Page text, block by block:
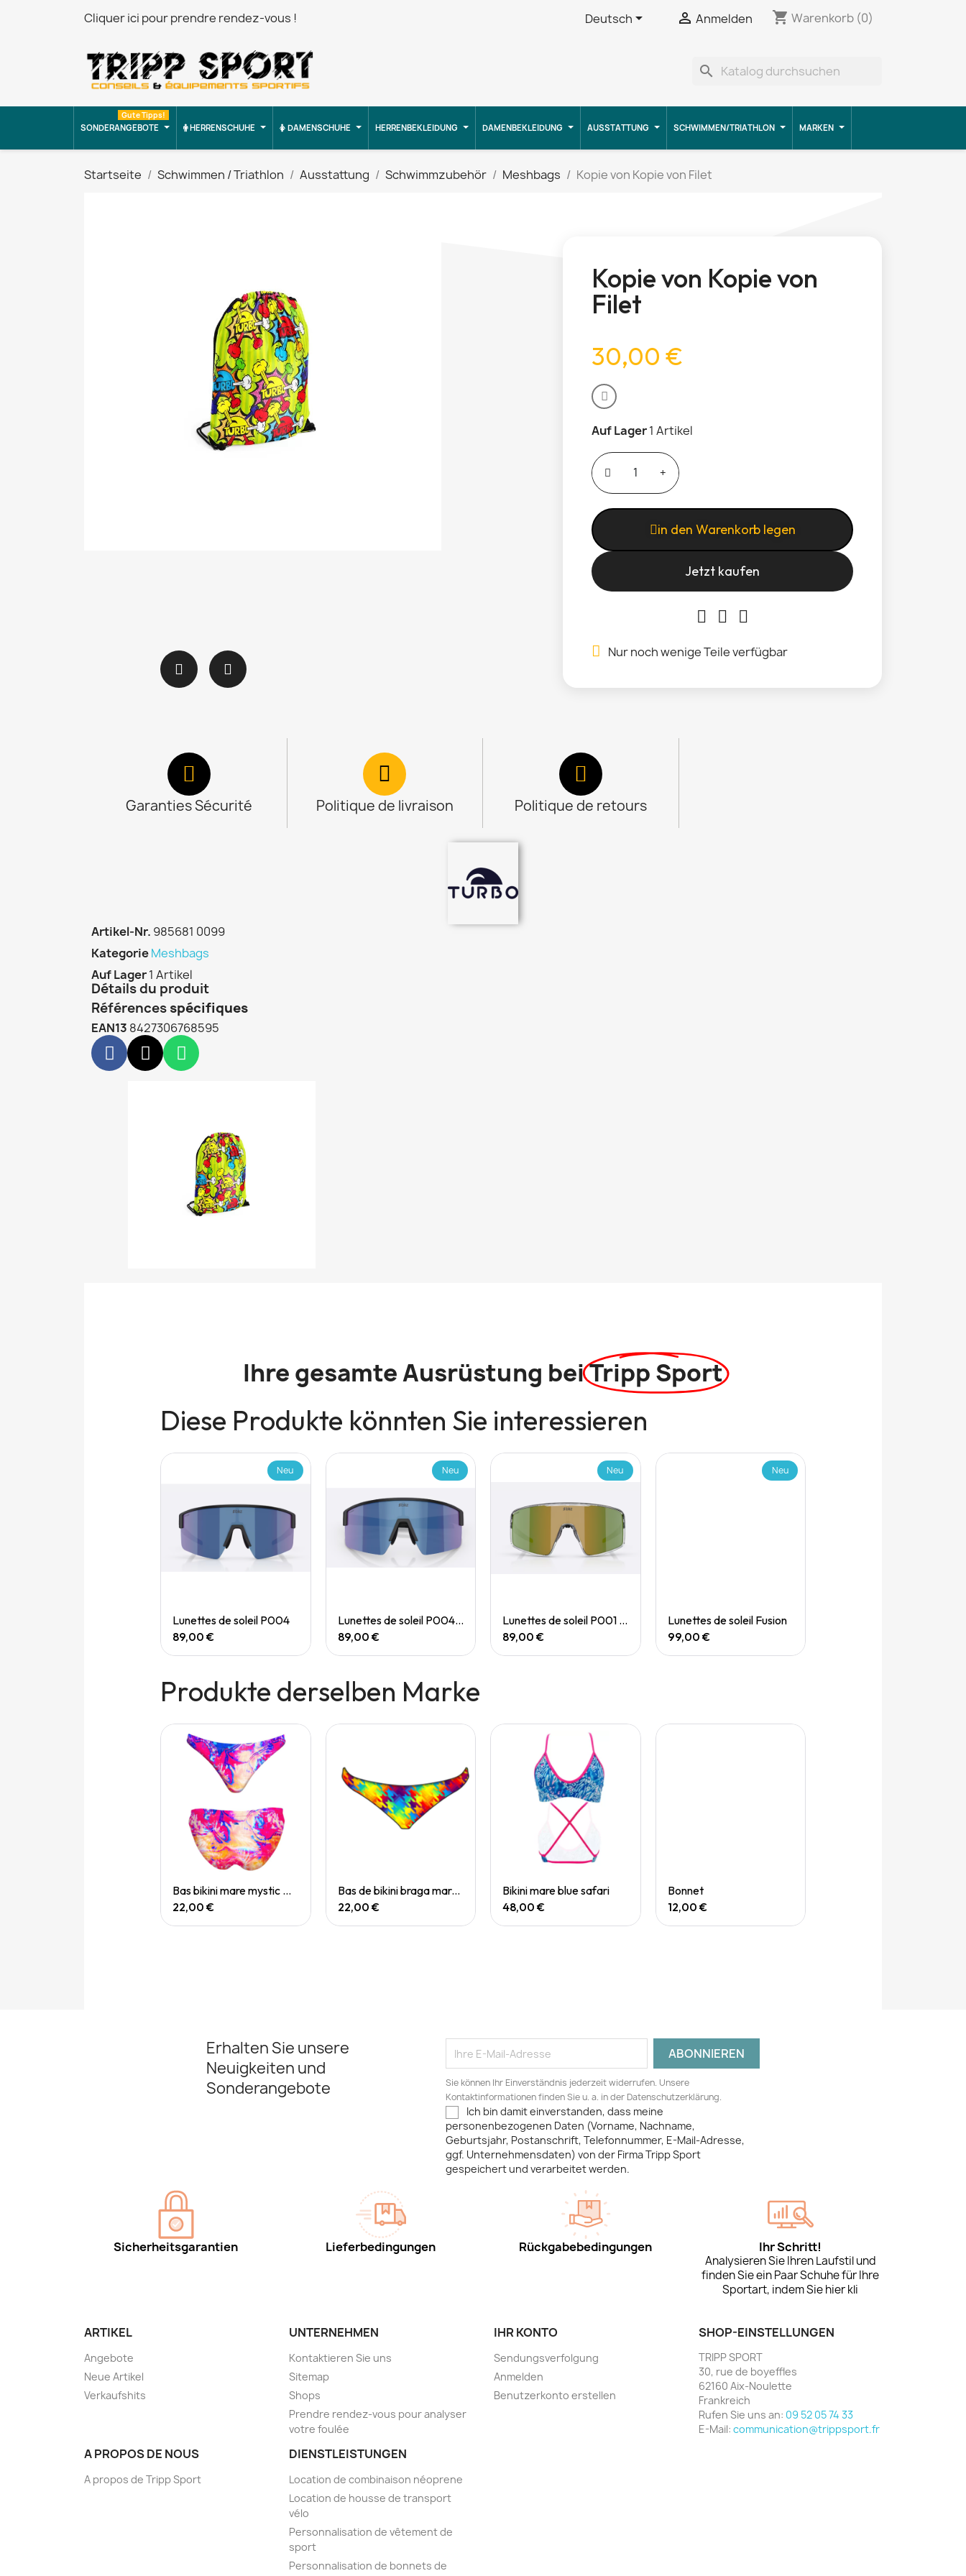
Cliquer ici pour prendre rendez-vous ! Deutsch  Anmelden shopping_cart Warenkorb (0)
search
SONDERANGEBOTE
Gute Tipps!
HERRENSCHUHE DAMENSCHUHE HERRENBEKLEIDUNG DAMENBEKLEIDUNG AUSSTATTUNG SCHWIMMEN/TRIATHLON MARKEN
Startseite Schwimmen / Triathlon Ausstattung Schwimmzubehör Meshbags Kopie von Kopie von Filet
Kopie von Kopie von
Filet
30,00 €
Auf Lager1 Artikel
in den Warenkorb legen
Jetzt kaufen
Nur noch wenige Teile verfügbar
Garanties Sécurité Politique de livraison Politique de retours
Artikel-Nr. 985681 0099
KategorieMeshbags
Auf Lager1 Artikel
Détails du produit
Références spécifiques
EAN13 8427306768595
Ihre gesamte Ausrüstung beiTripp Sport
Diese Produkte könnten Sie interessieren
Quick View
Neu
Lunettes de soleil P004
89,00 €
Quick View
Neu
Lunettes de soleil P004 Small
89,00 €
Quick View
Neu
Lunettes de soleil P001 Small
89,00 €
Quick View
Neu
Lunettes de soleil Fusion
99,00 €
Produkte derselben Marke
Quick View
Bas bikini mare mystic mirage
22,00 €
Quick View
Bas de bikini braga mare chevi rainbow
22,00 €
Quick View
Bikini mare blue safari
48,00 €
Bonnet
12,00 €
Erhalten Sie unsere
Neuigkeiten und
Sonderangebote
Sie können Ihr Einverständnis jederzeit widerrufen. Unsere
Kontaktinformationen finden Sie u. a. in der Datenschutzerklärung.
Ich bin damit einverstanden, dass meine
personenbezogenen Daten (Vorname, Nachname,
Geburtsjahr, Postanschrift, Telefonnummer, E-Mail-Adresse,
ggf. Unternehmensdaten) von der Firma Tripp Sport
gespeichert und verarbeitet werden.
Sicherheitsgarantien Lieferbedingungen Rückgabebedingungen Ihr Schritt!
Analysieren Sie Ihren Laufstil und
finden Sie ein Paar Schuhe für Ihre
Sportart, indem Sie hier kli
ARTIKEL
Angebote
Neue Artikel
Verkaufshits
UNTERNEHMEN
Kontaktieren Sie uns
Sitemap
Shops
Prendre rendez-vous pour analyser
votre foulée
A PROPOS DE NOUS
A propos de Tripp Sport
DIENSTLEISTUNGEN
Location de combinaison néoprene
Location de housse de transport
vélo
Personnalisation de vêtement de
sport
Personnalisation de bonnets de
IHR KONTO
Sendungsverfolgung
Anmelden
Benutzerkonto erstellen
SHOP-EINSTELLUNGEN
TRIPP SPORT
30, rue de boyeffles
62160 Aix-Noulette
Frankreich
Rufen Sie uns an: 09 52 05 74 33
E-Mail: communication@trippsport.fr